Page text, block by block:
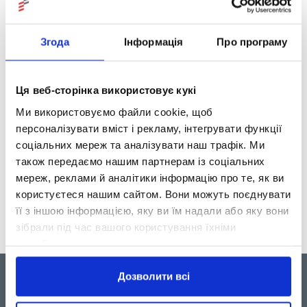
Згода Інформація Про програму
Ця веб-сторінка використовує кукі
Ми використовуємо файли cookie, щоб
персоналізувати вміст і рекламу, інтегрувати функції
соціальних мереж та аналізувати наш трафік. Ми
також передаємо нашим партнерам із соціальних
мереж, реклами й аналітики інформацію про те, як ви
користуєтеся нашим сайтом. Вони можуть поєднувати
її з іншою інформацією, яку ви їм надали або яку вони
зібрали під час вашого користування їхніми
Дозволити всі
Сімейні фінанси
iCredit продовжує свої громадські ініціативи в рамках програми
з підвищення фінансової культури країни.
Дізнатись більше
ПРО ICREDIT КРЕДИТИ